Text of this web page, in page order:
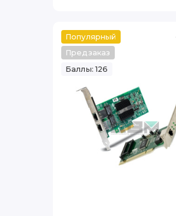
Популярный
Предзаказ
Баллы: 126